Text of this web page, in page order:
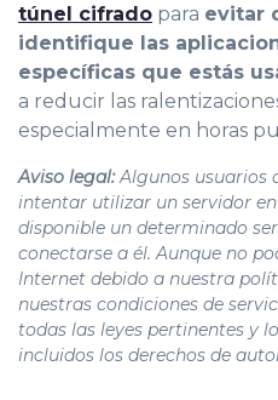
túnel cifrado para evitar
identifique las
específicas que estás
a reducir las
especialmente en horas
Aviso legal:Algunos usuarios
intentar utilizar un servidor
disponible un determinado
conectarse a él. Aunque no
Internet debido a nuestra
nuestras condiciones de
todas las leyes pertinentes y
incluidos los derechos de